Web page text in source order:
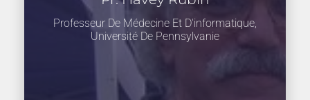
Professeur De Médecine Et D'informatique,
Université De Pennsylvanie